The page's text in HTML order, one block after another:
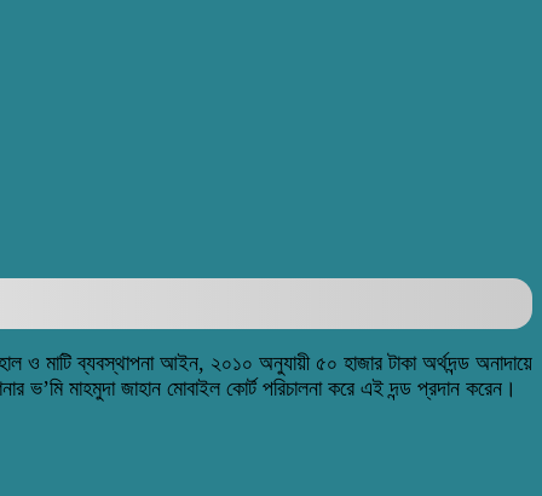
ও মাটি ব্যবস্থাপনা আইন, ২০১০ অনুযায়ী ৫০ হাজার টাকা অর্থদন্ড অনাদায়ে
ভ’মি মাহমুদা জাহান মোবাইল কোর্ট পরিচালনা করে এই দন্ড প্রদান করেন।